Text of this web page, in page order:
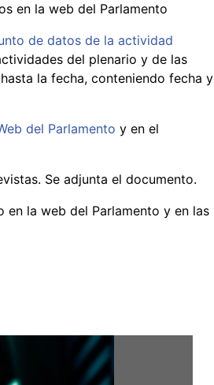
en la web del Parlamento
de datos de la actividad
del plenario y de las
la fecha, conteniendo fecha y
del Parlamento y en el
Se adjunta el documento.
la web del Parlamento y en las